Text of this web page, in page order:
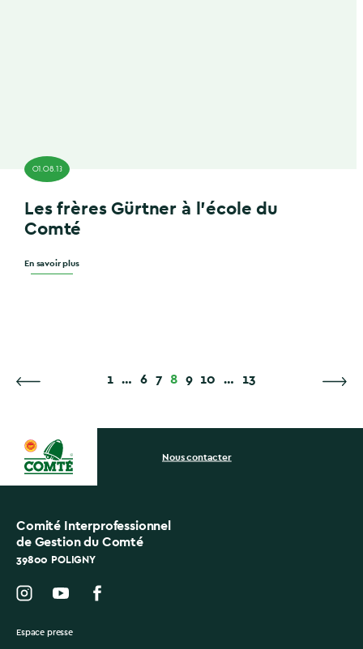
01.08.13
Les frères Gürtner à l’école du
Comté
En savoir plus
1 … 6 7 8 9 10 … 13
Comité Interprofessionnel
de Gestion du Comté
39800 POLIGNY
Nous contacter
Espace presse